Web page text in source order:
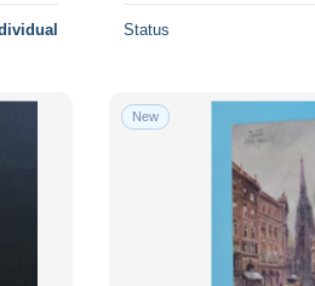
Status
New